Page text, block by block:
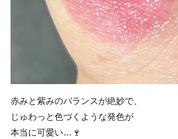
赤みと紫みのバランスが絶妙で、
じゅわっと色づくような発色が
本当に可愛い…🍷